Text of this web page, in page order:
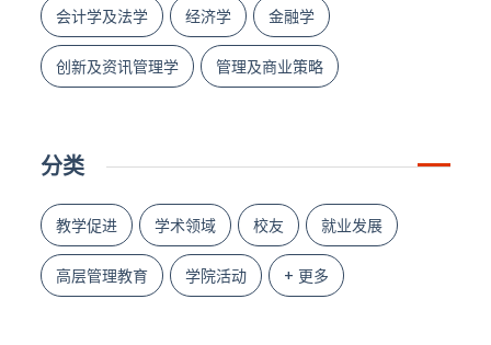
会计学及法学 经济学 金融学
创新及资讯管理学 管理及商业策略
分类
教学促进 学术领域 校友 就业发展
高层管理教育 学院活动 + 更多